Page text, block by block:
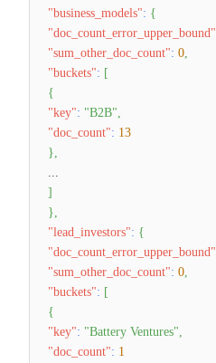
"business_models": {
"doc_count_error_upper_bound"
"sum_other_doc_count": 0,
"buckets": [
{
"key": "B2B",
"doc_count": 13
},
...
]
},
"lead_investors": {
"doc_count_error_upper_bound"
"sum_other_doc_count": 0,
"buckets": [
{
"key": "Battery Ventures",
"doc_count": 1